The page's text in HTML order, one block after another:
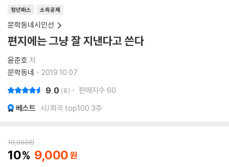
소득공제
청년패스
문학동네시인선
편지에는 그냥 잘 지낸다고 쓴다
윤준호 저
문학동네
2019.10.07.
9.0 8 판매지수 60
베스트 시/희곡 top100 3주
10,000원
10 9,000